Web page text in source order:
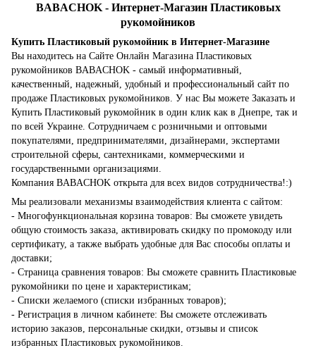
BABACHOK - Интернет-Магазин Пластиковых
рукомойников
Купить Пластиковый рукомойник в Интернет-Магазине
Вы находитесь на Сайте Онлайн Магазина Пластиковых
рукомойников BABACHOK - самый информативный,
качественный, надежный, удобный и профессиональный сайт по
продаже Пластиковых рукомойников. У нас Вы можете Заказать и
Купить Пластиковый рукомойник в один клик как в Днепре, так и
по всей Украине. Сотрудничаем с розничными и оптовыми
покупателями, предпринимателями, дизайнерами, экспертами
строительной сферы, сантехниками, коммерческими и
государственными организациями.
Компания BABACHOK открыта для всех видов сотрудничества!:)
Мы реализовали механизмы взаимодействия клиента с сайтом:
- Многофункциональная корзина товаров: Вы сможете увидеть
общую стоимость заказа, активировать скидку по промокоду или
сертификату, а также выбрать удобные для Вас способы оплаты и
доставки;
- Страница сравнения товаров: Вы сможете сравнить Пластиковые
рукомойники по цене и характеристикам;
- Списки желаемого (списки избранных товаров);
- Регистрация в личном кабинете: Вы сможете отслеживать
историю заказов, персональные скидки, отзывы и список
избранных Пластиковых рукомойников.